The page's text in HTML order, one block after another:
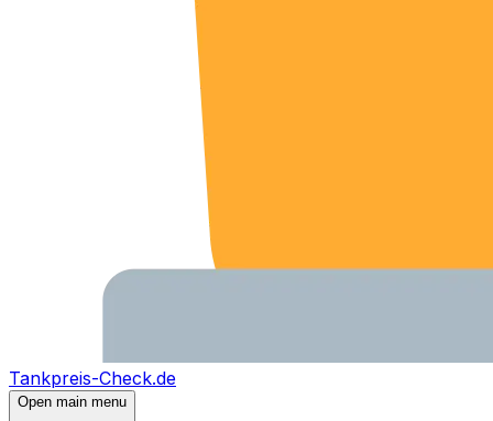
Tankpreis-Check.de
Open main menu